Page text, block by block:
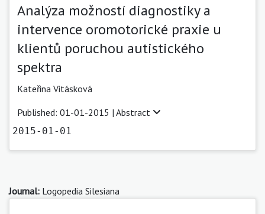
Analýza možností diagnostiky a
intervence oromotorické praxie u
klientů poruchou autistického
spektra
Kateřina Vitásková
Published: 01-01-2015 | Abstract
2015-01-01
Journal: Logopedia Silesiana